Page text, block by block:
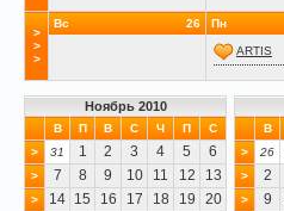
>
>
>
26
Вс Пн
ARTIS
Ноябрь 2010
В П В С Ч П
С
>
31 1 2 3 4 5 6
> 7 8 9 10 11 12 13
> 14 15 16 17 18 19 20
В
>
26
> 2
> 9